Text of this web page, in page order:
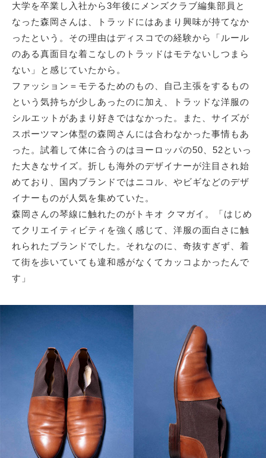
大学を卒業し入社から3年後にメンズクラブ編集部員と
なった森岡さんは、トラッドにはあまり興味が持てなか
ったという。その理由はディスコでの経験から「ルール
のある真面目な着こなしのトラッドはモテないしつまら
ない」と感じていたから。
ファッション＝モテるためのもの、自己主張をするもの
という気持ちが少しあったのに加え、トラッドな洋服の
シルエットがあまり好きではなかった。また、サイズが
スポーツマン体型の森岡さんには合わなかった事情もあ
った。試着して体に合うのはヨーロッパの50、52といっ
た大きなサイズ。折しも海外のデザイナーが注目され始
めており、国内ブランドではニコル、やビギなどのデザ
イナーものが人気を集めていた。
森岡さんの琴線に触れたのがトキオ クマガイ。「はじめ
てクリエイティビティを強く感じて、洋服の面白さに触
れられたブランドでした。それなのに、奇抜すぎず、着
て街を歩いていても違和感がなくてカッコよかったんで
す」